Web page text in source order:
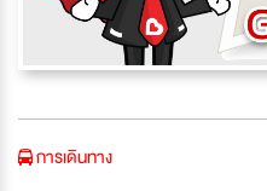
การเดินทาง